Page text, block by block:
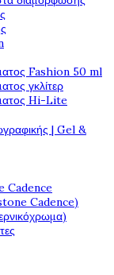
Fashion 50 ml
γκλίτερ
Hi-Lite
| Gel &
Cadence
stone Cadence)